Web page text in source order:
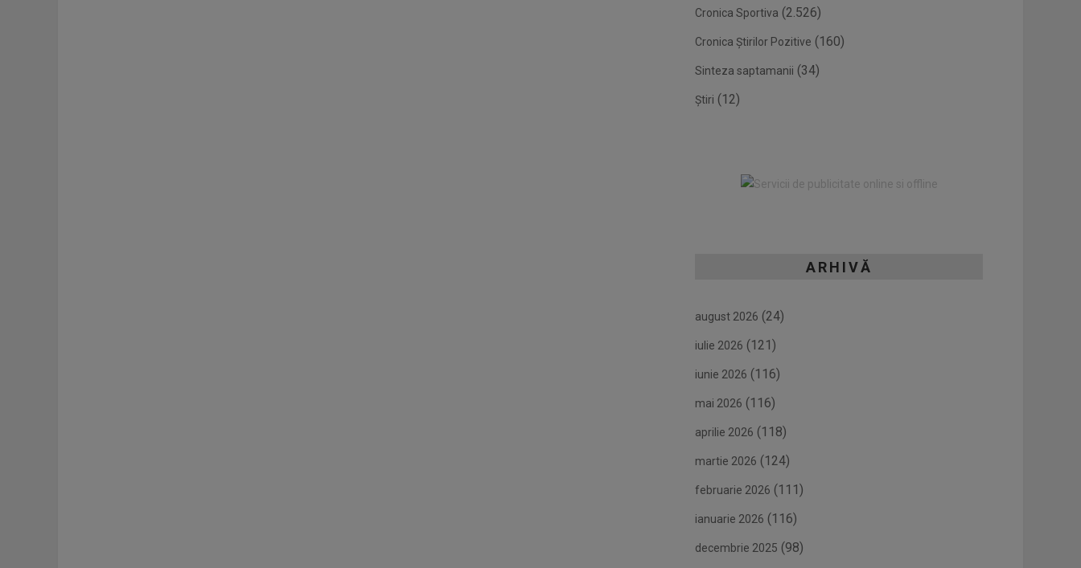
Cronica Sportiva (2.526)
Cronica Știrilor Pozitive (160)
Sinteza saptamanii (34)
Știri (12)
ARHIVĂ
august 2026 (24)
iulie 2026 (121)
iunie 2026 (116)
mai 2026 (116)
aprilie 2026 (118)
martie 2026 (124)
februarie 2026 (111)
ianuarie 2026 (116)
decembrie 2025 (98)